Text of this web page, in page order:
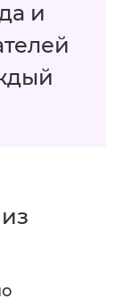
и